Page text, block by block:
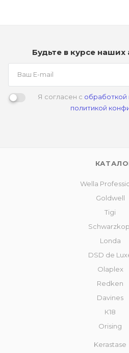
Будьте в курсе
Я согласен с обработкой
политикой
Wella
Goldwell
Tigi
Londa
DSD de
Olaplex
Redken
Davines
К18
Orising
Kerastase